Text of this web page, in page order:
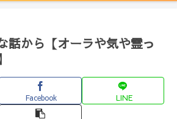
話から【オーラや気や霊っ
Facebook LINE